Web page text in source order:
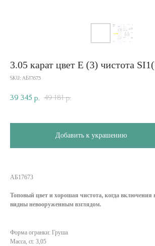
3.05 карат цвет E (3) чистота
SKU: АБ17673
39 345 р. 49 181 р.
Добавить к украшению
АБ17673
Топовый цвет и хорошая чистота, когда включения
видны невооруженным взглядом.
Форма огранки: Груша
Масса, ct: 3,05